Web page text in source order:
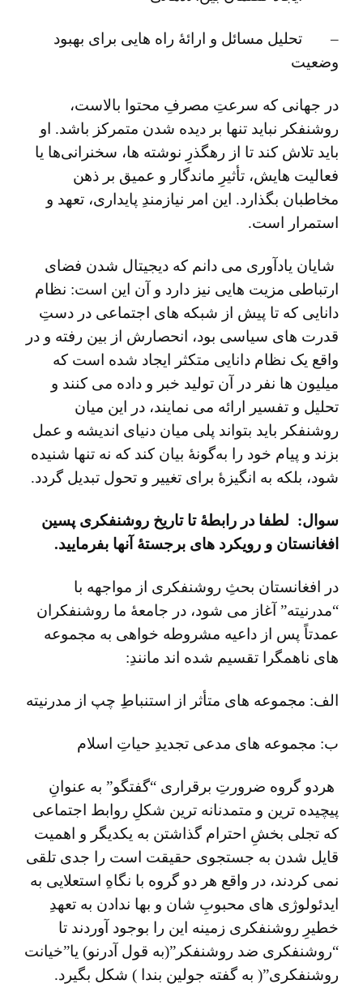
– تحلیل مسائل و ارائۀ راه‌ هایی برای بهبود
وضعیت
در جهانی که سرعتِ مصرفِ محتوا بالاست،
روشنفکر نباید تنها بر دیده ‌شدن متمرکز باشد. او
باید تلاش کند تا از رهگذرِ نوشته ‌ها، سخنرانی‌ها یا
فعالیت ‌هایش، تأثیرِ ماندگار و عمیق بر ذهن
مخاطبان بگذارد. این امر نیازمندِ پایداری، تعهد و
استمرار است.
شایان یادآوری می دانم که دیجیتال شدن فضای
ارتباطی مزیت هایی نیز دارد و آن این است: نظام
دانایی که تا پیش از شبکه ‌های اجتماعی در دستِ
قدرت های سیاسی بود، انحصارش از بین رفته و در
واقع یک نظام دانایی متکثر ایجاد شده است که
میلیون ‌ها نفر در آن تولید خبر و داده می‌ کنند و
تحلیل و تفسیر ارائه می‌ نمایند، در این میان
روشنفکر باید بتواند پلی میان دنیای اندیشه و عمل
بزند و پیام خود را به‌گونۀ بیان کند که نه ‌تنها شنیده
شود، بلکه به انگیزۀ برای تغییر و تحول تبدیل گردد.
سوال: لطفا در رابطۀ تا تاریخ روشنفکری پسین
افغانستان و رویکرد های برجستۀ آنها بفرمایید.
در افغانستان بحثِ روشنفکری از مواجهه با
“مدرنیته” آغاز می شود، در جامعۀ ما روشنفکران
عمدتاً پس از داعیه مشروطه خواهی به مجموعه
های ناهمگرا تقسیم شده اند مانندِ:
الف: مجموعه های متأثر از استنباطِ چپ از مدرنیته
ب: مجموعه های مدعی تجدیدِ حیاتِ اسلام
هردو گروه ضرورتِ برقراری “گفتگو” به عنوانِ
پیچیده ترین و متمدنانه ترین شکلِ روابط اجتماعی
که تجلی بخشِ ‌احترام گذاشتن به یکدیگر و اهمیت
قایل شدن به جستجوی حقیقت است را جدی تلقی
نمی کردند، در واقع هر دو گروه با نگاهِ استعلایی به
ایدئولوژی های محبوبِ شان و بها ندادن به تعهدِ
خطیرِ روشنفکری زمینه این را بوجود آوردند تا
“روشنفکری ضد روشنفکر”(به قول آدرنو) یا”خیانت
روشنفکری”( به گفته جولین بندا ) شکل بگیرد.